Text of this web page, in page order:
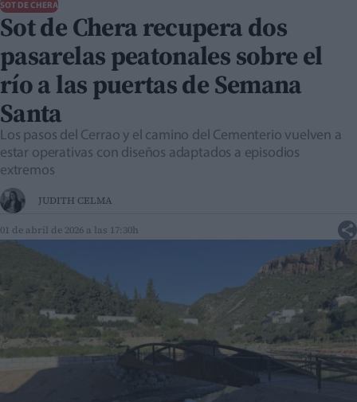
SOT DE CHERA
Sot de Chera recupera dos
pasarelas peatonales sobre el
río a las puertas de Semana
Santa
Los pasos del Cerrao y el camino del Cementerio vuelven a
estar operativas con diseños adaptados a episodios
extremos
JUDITH CELMA
01 de abril de 2026 a las 17:30h